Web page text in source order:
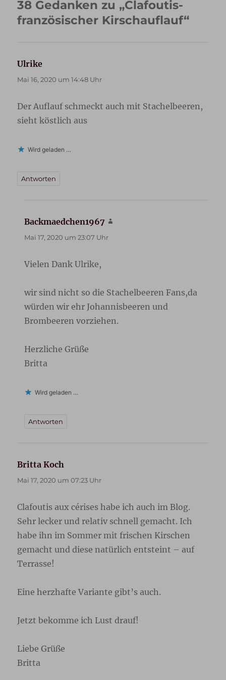
38 Gedanken zu „Clafoutis-
französischer Kirschauflauf“
Ulrike
Mai 16, 2020 um 14:48 Uhr
Der Auflauf schmeckt auch mit Stachelbeeren,
sieht köstlich aus
Wird geladen …
Antworten
Backmaedchen1967
Mai 17, 2020 um 23:07 Uhr
Vielen Dank Ulrike,
wir sind nicht so die Stachelbeeren Fans,da
würden wir ehr Johannisbeeren und
Brombeeren vorziehen.
Herzliche Grüße
Britta
Wird geladen …
Antworten
Britta Koch
Mai 17, 2020 um 07:23 Uhr
Clafoutis aux cérises habe ich auch im Blog.
Sehr lecker und relativ schnell gemacht. Ich
habe ihn im Sommer mit frischen Kirschen
gemacht und diese natürlich entsteint – auf
Terrasse!
Eine herzhafte Variante gibt’s auch.
Jetzt bekomme ich Lust drauf!
Liebe Grüße
Britta